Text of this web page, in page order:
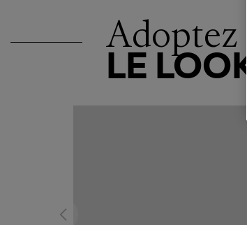
Adoptez
LE LOOK